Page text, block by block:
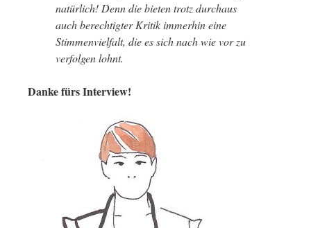
natürlich! Denn die bieten trotz durchaus
auch berechtigter Kritik immerhin eine
Stimmenvielfalt, die es sich nach wie vor zu
verfolgen lohnt.
Danke fürs Interview!